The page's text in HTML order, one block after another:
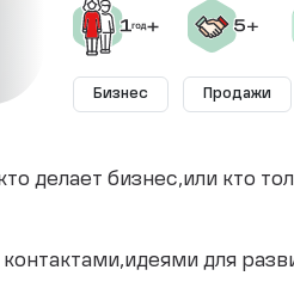
Бизнес Продажи
делает бизнес,или кто
для